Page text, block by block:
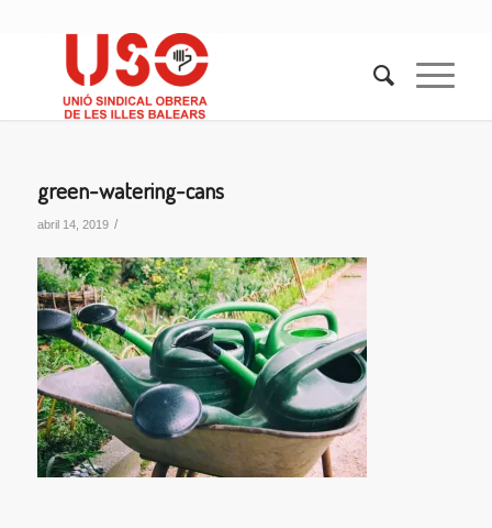
green-watering-cans
abril 14, 2019 /